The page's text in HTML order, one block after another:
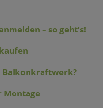
– so geht’s!
Balkonkraftwerk?
Montage